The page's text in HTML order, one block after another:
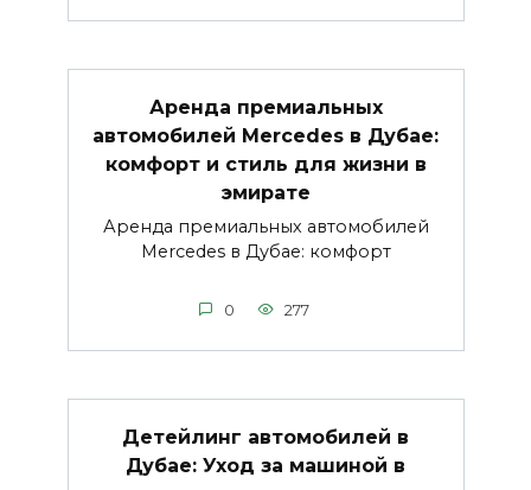
Аренда премиальных
автомобилей Mercedes в Дубае:
комфорт и стиль для жизни в
эмирате
Аренда премиальных автомобилей
Mercedes в Дубае: комфорт
0 277
Детейлинг автомобилей в
Дубае: Уход за машиной в